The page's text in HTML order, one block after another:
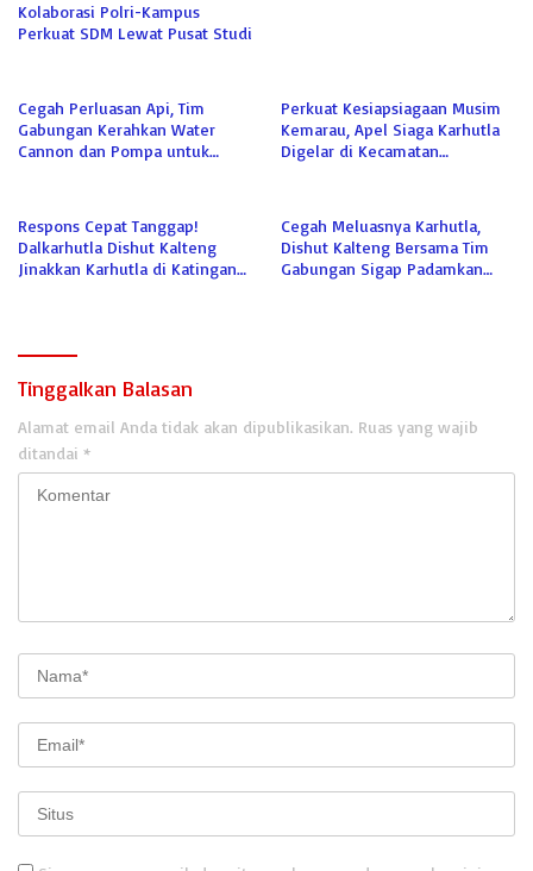
Kolaborasi Polri-Kampus
Perkuat SDM Lewat Pusat Studi
Cegah Perluasan Api, Tim
Gabungan Kerahkan Water
Cannon dan Pompa untuk
Perkuat Kesiapsiagaan Musim
Kemarau, Apel Siaga Karhutla
Digelar di Kecamatan
Respons Cepat Tanggap!
Dalkarhutla Dishut Kalteng
Jinakkan Karhutla di Katingan
Cegah Meluasnya Karhutla,
Dishut Kalteng Bersama Tim
Gabungan Sigap Padamkan
Tinggalkan Balasan
Alamat email Anda tidak akan dipublikasikan. Ruas yang wajib
ditandai *